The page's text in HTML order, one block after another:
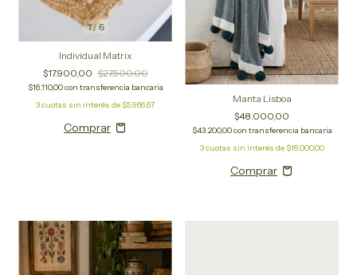
1/6
Individual Matrix
$17.900,00 $27.500,00
$16.110,00con transferencia bancaria
3cuotas sin interés de $5.966,67
Manta Lisboa
$48.000,00
$43.200,00con transferencia bancaria
3cuotas sin interés de $16.000,00